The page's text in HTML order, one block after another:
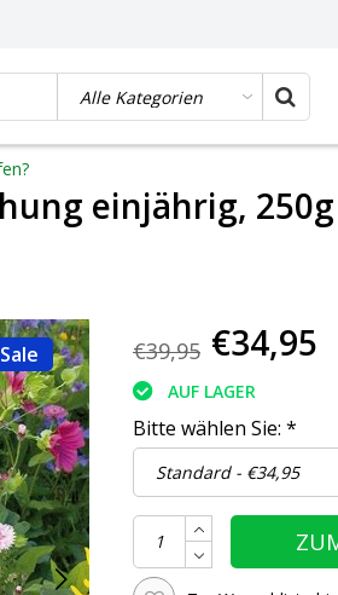
einjährig,
Sale €39,95 €34,95
AUF LAGER
Bitte wählen Sie: *